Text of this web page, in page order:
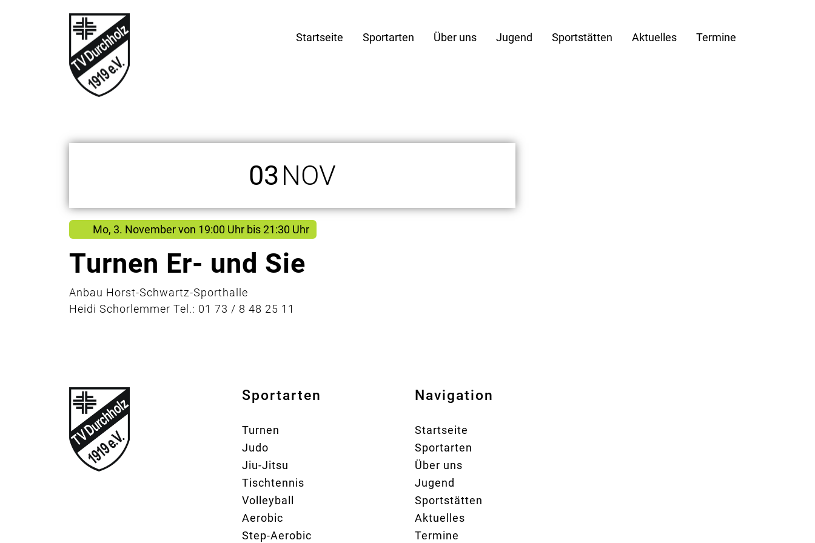
Startseite Sportarten Über uns Jugend Sportstätten Aktuelles Termine
03NOV
Mo, 3. Novembervon 19:00 Uhr bis 21:30 Uhr
Turnen Er- und Sie
Anbau Horst-Schwartz-Sporthalle
Heidi Schorlemmer Tel.: 01 73 / 8 48 25 11
Sportarten
Turnen
Judo
Jiu-Jitsu
Tischtennis
Volleyball
Aerobic
Step-Aerobic
Navigation
Startseite
Sportarten
Über uns
Jugend
Sportstätten
Aktuelles
Termine